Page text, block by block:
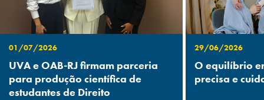
01/07/2026
UVA e OAB-RJ firmam parceria
para produção científica de
estudantes de Direito
29/06/2026
O equilíbrio
precisa e